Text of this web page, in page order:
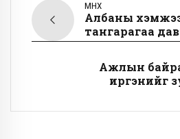
ӨМНӨХ
Албаны
тангарагаа
Ажлын
иргэнийг